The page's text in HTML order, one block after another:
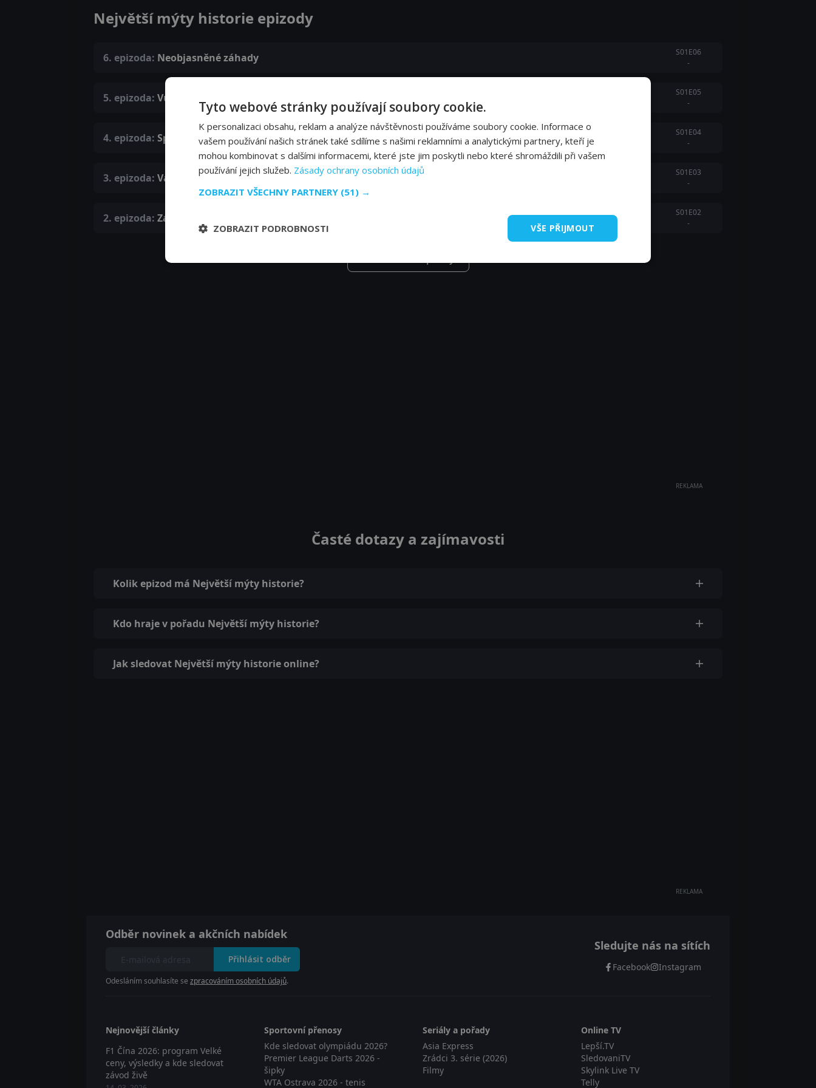
Největší mýty historie epizody
6. epizoda: Neobjasněné záhady
S01E06
-
5. epizoda: Vůdci a legendy
S01E05
-
4. epizoda: Společnost
S01E04
-
3. epizoda: Války a konflikty
S01E03
-
2. epizoda: Zábavní průmysl
S01E02
-
REKLAMA
Časté dotazy a zajímavosti
Kolik epizod má Největší mýty historie?
Kdo hraje v pořadu Největší mýty historie?
Jak sledovat Největší mýty historie online?
REKLAMA
Odběr novinek a akčních nabídek
Přihlásit odběr
Odesláním souhlasíte se zpracováním osobních údajů.
Sledujte nás na sítích
Facebook Instagram
Nejnovější články
F1 Čína 2026: program Velké
ceny, výsledky a kde sledovat
závod živě
Sportovní přenosy
Kde sledovat olympiádu 2026?
Premier League Darts 2026 -
šipky
WTA Ostrava 2026 - tenis
Seriály a pořady
Asia Express
Zrádci 3. série (2026)
Filmy
Online TV
Lepší.TV
SledovaniTV
Skylink Live TV
Telly
Tyto webové stránky používají soubory cookie.
K personalizaci obsahu, reklam a analýze návštěvnosti používáme soubory cookie. Informace o
vašem používání našich stránek také sdílíme s našimi reklamními a analytickými partnery, kteří je
mohou kombinovat s dalšími informacemi, které jste jim poskytli nebo které shromáždili při vašem
používání jejich služeb. Zásady ochrany osobních údajů
ZOBRAZIT VŠECHNY PARTNERY (51) →
VŠE PŘIJMOUT
ZOBRAZIT PODROBNOSTI